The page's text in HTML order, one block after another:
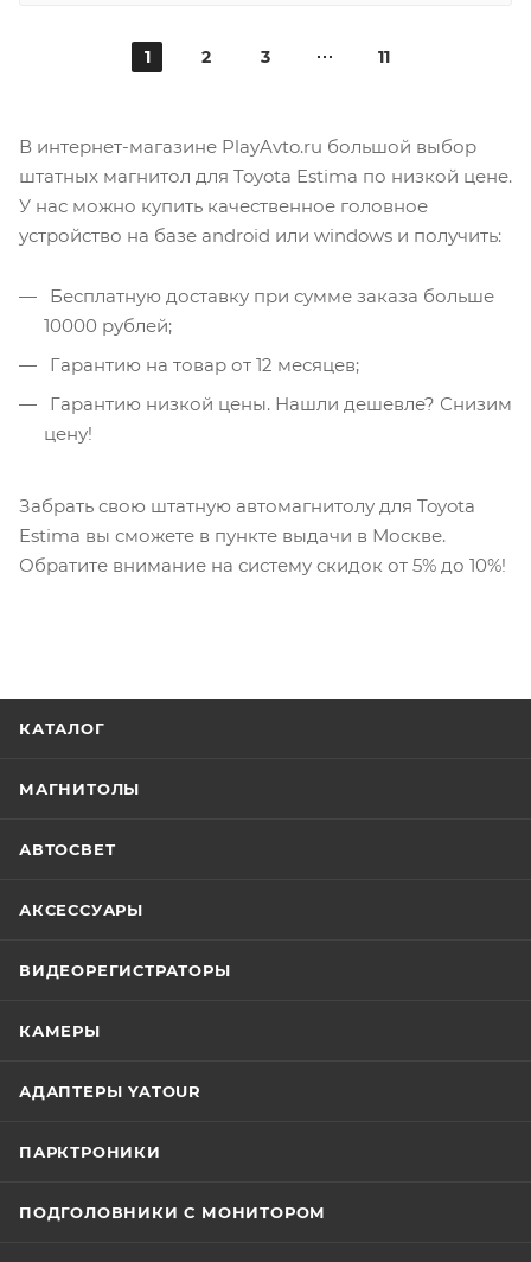
1 2 3 11
В интернет-магазине PlayAvto.ru большой выбор
штатных магнитол для Toyota Estima по низкой цене.
У нас можно купить качественное головное
устройство на базе android или windows и получить:
Бесплатную доставку при сумме заказа больше
10000 рублей;
Гарантию на товар от 12 месяцев;
Гарантию низкой цены. Нашли дешевле? Снизим
цену!
Забрать свою штатную автомагнитолу для Toyota
Estima вы сможете в пункте выдачи в Москве.
Обратите внимание на систему скидок от 5% до 10%!
КАТАЛОГ
МАГНИТОЛЫ
АВТОСВЕТ
АКСЕССУАРЫ
ВИДЕОРЕГИСТРАТОРЫ
КАМЕРЫ
АДАПТЕРЫ YATOUR
ПАРКТРОНИКИ
ПОДГОЛОВНИКИ С МОНИТОРОМ